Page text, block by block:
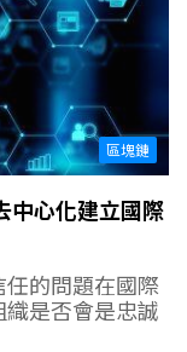
區塊鏈
中心化建立國際
的問題在國際
是否會是忠誠